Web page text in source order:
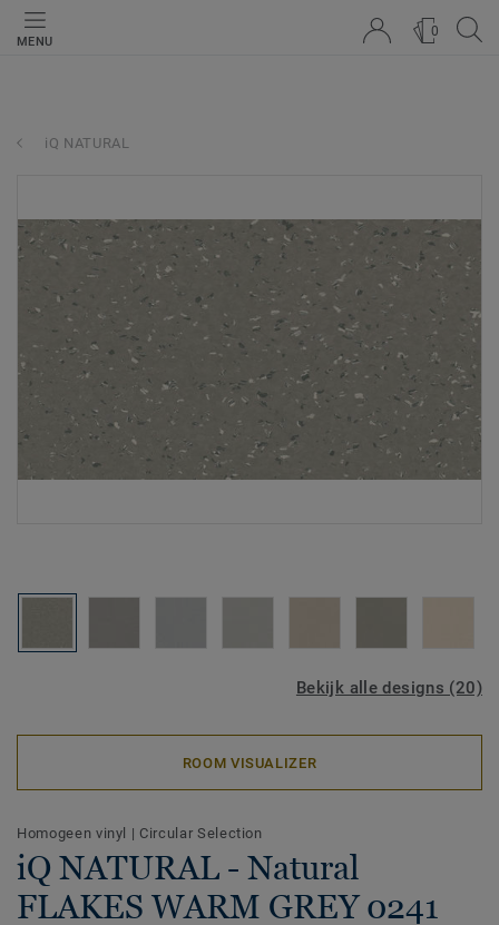
MENU
0
iQ NATURAL
Bekijk alle designs (20)
ROOM VISUALIZER
Homogeen vinyl | Circular Selection
iQ NATURAL - Natural
FLAKES WARM GREY 0241